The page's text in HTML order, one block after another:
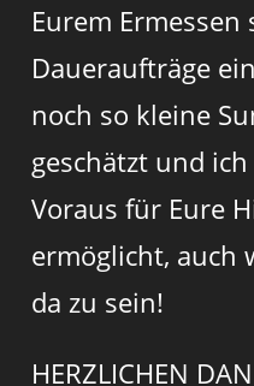
Eurem
Daueraufträge
noch so kleine
geschätzt und
Voraus für Eure
ermöglicht, auch
da zu sein!
HERZLICHEN